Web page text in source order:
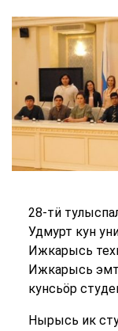
28-тӥ
Удмурт кун
Ижкарысь
Ижкарысь
кунсьӧр
Нырысь ик